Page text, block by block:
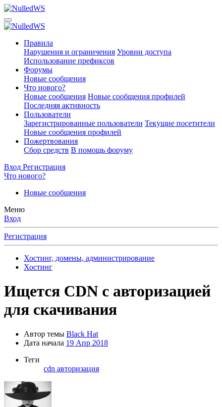
Правила
Нарушения и ограничения Уровни доступа
Использование префиксов
Форумы
Новые сообщения
Что нового?
Новые сообщения Новые сообщения профилей
Последняя активность
Пользователи
Зарегистрированные пользователи Текущие посетители
Новые сообщения профилей
Пожертвования
Сбор средств В помощь форуму
Вход Регистрация
Что нового?
Новые сообщения
Меню
Вход
Регистрация
Хостинг, домены, администрирование
Хостинг
Ищется CDN с авторизацией
для скачивания
Автор темы Black Hat
Дата начала 19 Апр 2018
Теги
cdn авторизация